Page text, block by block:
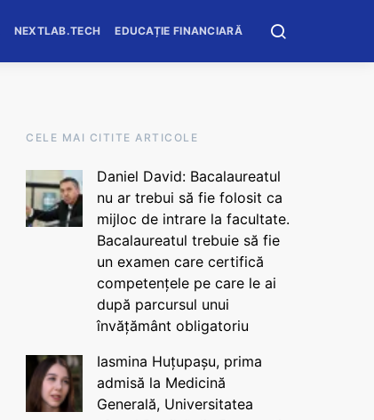
NEXTLAB.TECH EDUCAȚIE FINANCIARĂ
CELE MAI CITITE ARTICOLE
Daniel David: Bacalaureatul
nu ar trebui să fie folosit ca
mijloc de intrare la facultate.
Bacalaureatul trebuie să fie
un examen care certifică
competențele pe care le ai
după parcursul unui
învățământ obligatoriu
Iasmina Huțupașu, prima
admisă la Medicină
Generală, Universitatea